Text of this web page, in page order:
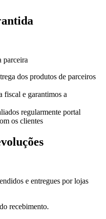
parceira
dos produtos de parceiros
fiscal e garantimos a
regularmente portal
os clientes
e entregues por lojas
recebimento.